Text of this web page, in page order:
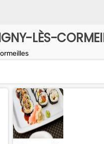
LÈS-